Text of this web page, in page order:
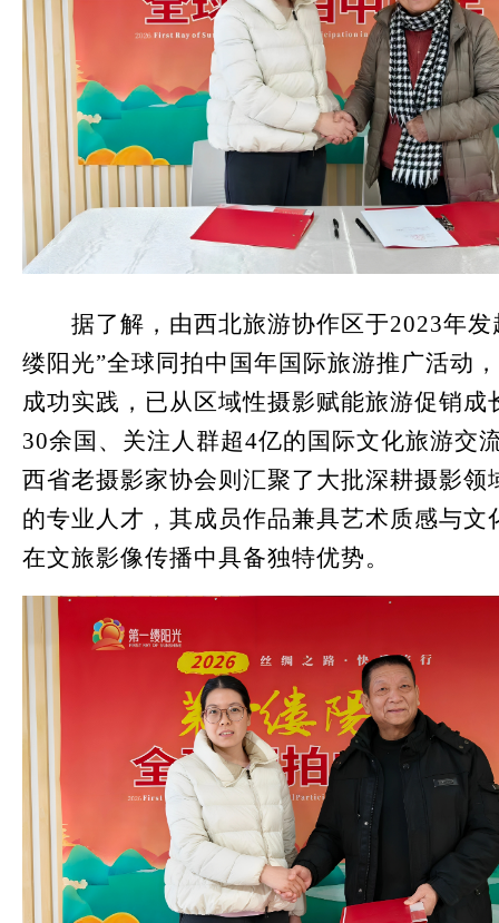
据了解，由西北旅游协作区于2023年发
缕阳光”全球同拍中国年国际旅游推广活动
成功实践，已从区域性摄影赋能旅游促销成
30余国、关注人群超4亿的国际文化旅游交
西省老摄影家协会则汇聚了大批深耕摄影领
的专业人才，其成员作品兼具艺术质感与文
在文旅影像传播中具备独特优势。